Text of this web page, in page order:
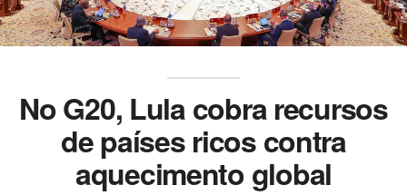
No G20, Lula cobra recursos
de países ricos contra
aquecimento global